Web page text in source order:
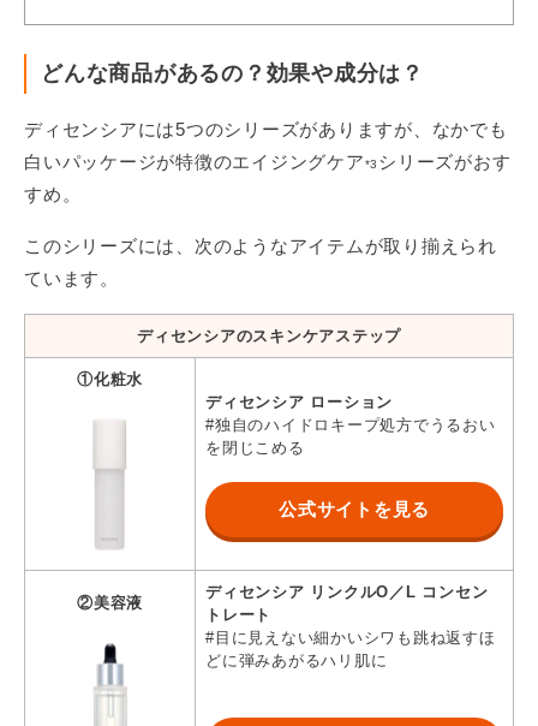
どんな商品があるの？効果や成分は？
ディセンシアには5つのシリーズがありますが、なかでも
白いパッケージが特徴のエイジングケア*3 シリーズがおす
すめ。
このシリーズには、次のようなアイテムが取り揃えられ
ています。
ディセンシアのスキンケアステップ
①化粧水
ディセンシア ローション
#独自のハイドロキープ処方でうるおい
を閉じこめる
公式サイトを見る
②美容液
ディセンシア リンクルO／L コンセン
トレート
#目に見えない細かいシワも跳ね返すほ
どに弾みあがるハリ肌に